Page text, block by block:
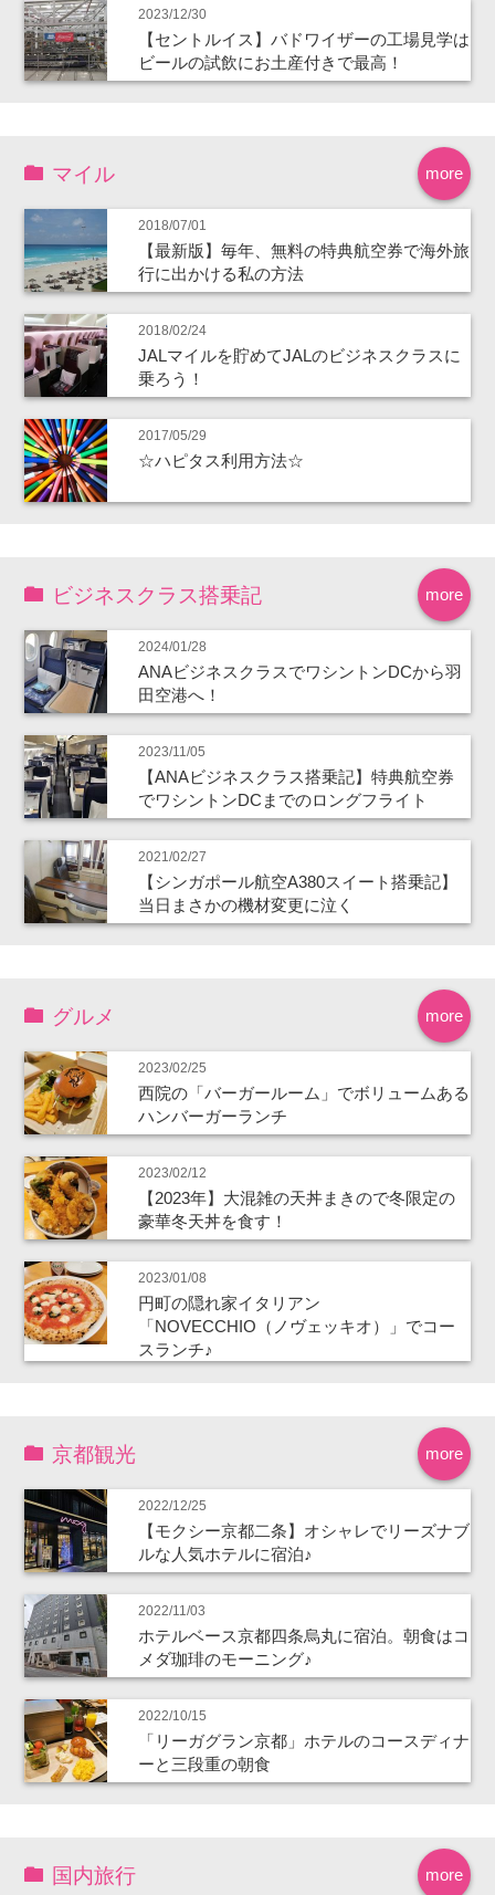
2023/12/30
【セントルイス】バドワイザーの工場見学は
ビールの試飲にお土産付きで最高！
more
マイル
2018/07/01
【最新版】毎年、無料の特典航空券で海外旅
行に出かける私の方法
2018/02/24
JALマイルを貯めてJALのビジネスクラスに
乗ろう！
2017/05/29
☆ハピタス利用方法☆
more
ビジネスクラス搭乗記
2024/01/28
ANAビジネスクラスでワシントンDCから羽
田空港へ！
2023/11/05
【ANAビジネスクラス搭乗記】特典航空券
でワシントンDCまでのロングフライト
2021/02/27
【シンガポール航空A380スイート搭乗記】
当日まさかの機材変更に泣く
more
グルメ
2023/02/25
西院の「バーガールーム」でボリュームある
ハンバーガーランチ
2023/02/12
【2023年】大混雑の天丼まきので冬限定の
豪華冬天丼を食す！
2023/01/08
円町の隠れ家イタリアン
「NOVECCHIO（ノヴェッキオ）」でコー
スランチ♪
more
京都観光
2022/12/25
【モクシー京都二条】オシャレでリーズナブ
ルな人気ホテルに宿泊♪
2022/11/03
ホテルベース京都四条烏丸に宿泊。朝食はコ
メダ珈琲のモーニング♪
2022/10/15
「リーガグラン京都」ホテルのコースディナ
ーと三段重の朝食
more
国内旅行